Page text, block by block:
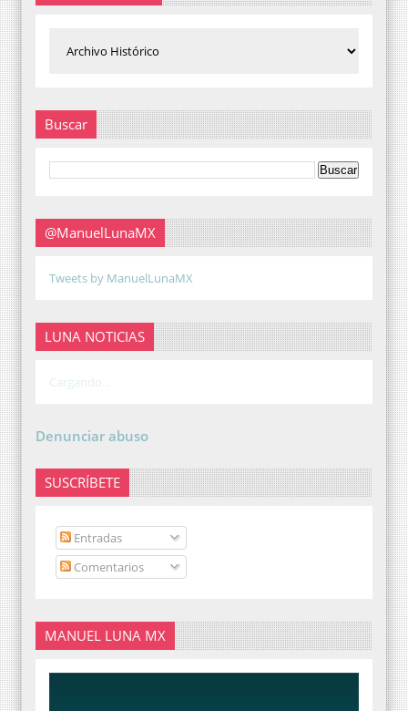
Buscar
@ManuelLunaMX
Tweets by ManuelLunaMX
LUNA NOTICIAS
Cargando...
Denunciar abuso
SUSCRÍBETE
Entradas
Comentarios
MANUEL LUNA MX